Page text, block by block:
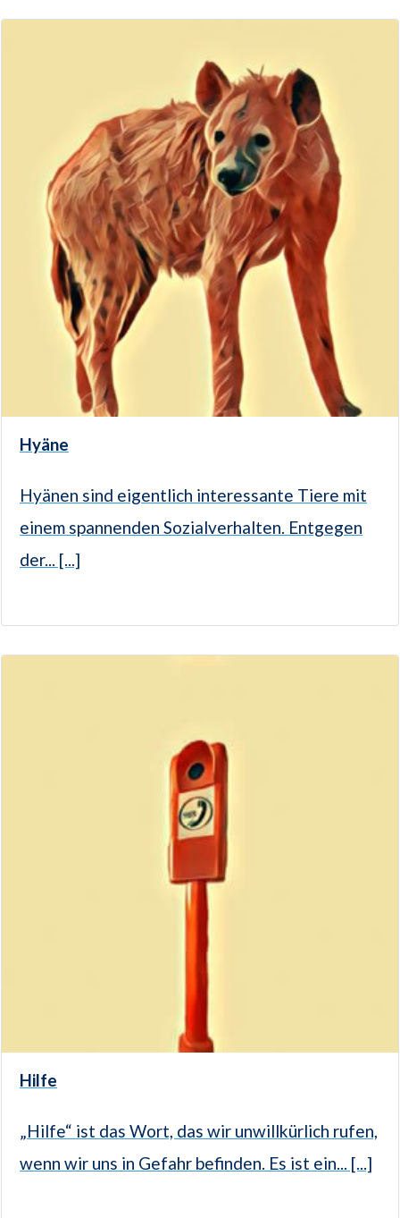
Hyäne
Hyänen sind eigentlich interessante Tiere mit
einem spannenden Sozialverhalten. Entgegen
der... [...]
Hilfe
„Hilfe“ ist das Wort, das wir unwillkürlich rufen,
wenn wir uns in Gefahr befinden. Es ist ein... [...]